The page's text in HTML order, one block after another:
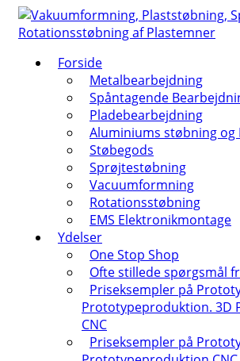
↓
Hop
hovedindhold
Forside
Metalbearbejdning
Spåntagende
Pladebearbejdning
Aluminiums støbning og
Støbegods
Sprøjtestøbning
Vacuumformning
Rotationsstøbning
EMS Elektronikmontage
Ydelser
One Stop Shop
Ofte stillede spørgsmål
Priseksempler på
Prototypeproduktion. 3D
CNC
Priseksempler på